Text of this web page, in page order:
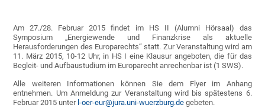
Am 27./28. Februar 2015 findet im HS II (Alumni Hörsaal) das
Symposium „Energiewende und Finanzkrise als aktuelle
Herausforderungen des Europarechts“ statt. Zur Veranstaltung wird am
11. März 2015, 10-12 Uhr, in HS I eine Klausur angeboten, die für das
Begleit- und Aufbaustudium im Europarecht anrechenbar ist (1 SWS).
Alle weiteren Informationen können Sie dem Flyer im Anhang
entnehmen. Um Anmeldung zur Veranstaltung wird bis spätestens 6.
Februar 2015 unter l-oer-eur@jura.uni-wuerzburg.de gebeten.